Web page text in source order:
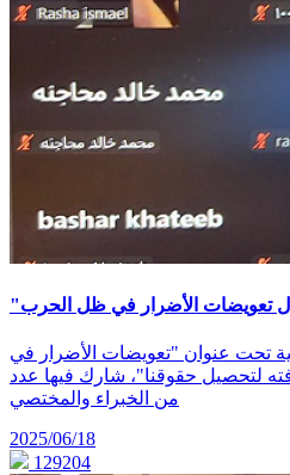
تحت عنوان "تعويضات الأضرار في
لتحصيل حقوقنا"، شارك فيها عدد
من الخبراء والمختصي
2025/06/18
129204